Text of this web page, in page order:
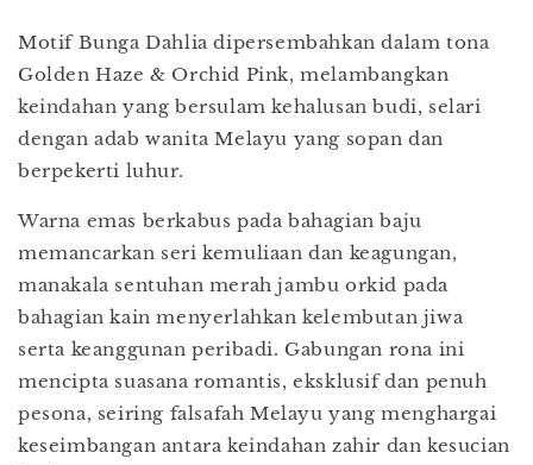
Motif Bunga Dahlia dipersembahkan dalam tona
Golden Haze & Orchid Pink, melambangkan
keindahan yang bersulam kehalusan budi, selari
dengan adab wanita Melayu yang sopan dan
berpekerti luhur.
Warna emas berkabus pada bahagian baju
memancarkan seri kemuliaan dan keagungan,
manakala sentuhan merah jambu orkid pada
bahagian kain menyerlahkan kelembutan jiwa
serta keanggunan peribadi. Gabungan rona ini
mencipta suasana romantis, eksklusif dan penuh
pesona, seiring falsafah Melayu yang menghargai
keseimbangan antara keindahan zahir dan kesucian